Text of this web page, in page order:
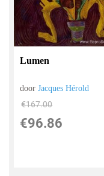
Lumen
doorJacques Hérold
€167.00
€96.86